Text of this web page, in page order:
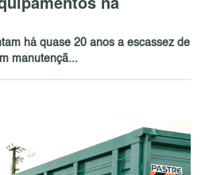
há quase 20 anos a escassez de
manutençã...